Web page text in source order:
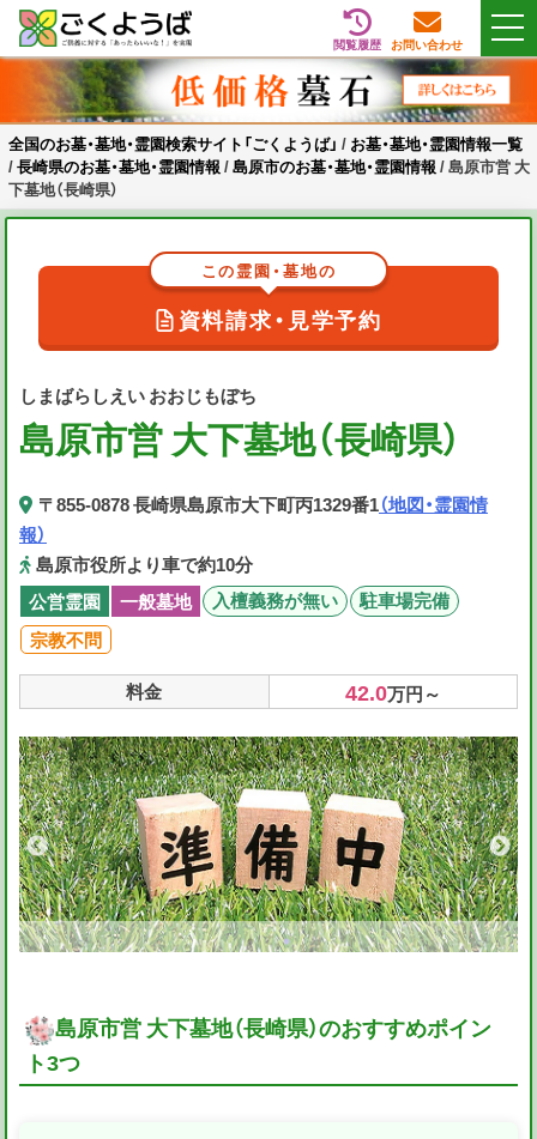
Skip
content
全国のお墓・墓地・霊園検索サイト「ごくようば」
ご供養をもっと身近に
閲覧履歴 お問い合わせ
全国のお墓・墓地・霊園検索サイト「ごくようば」 / お墓・墓地・霊園情報一覧
/長崎県のお墓・墓地・霊園情報 /島原市のお墓・墓地・霊園情報 /島原市営 大
下墓地（長崎県）
しまばらしえい おおじもぼち
島原市営 大下墓地（長崎県）
〒855-0878 長崎県島原市大下町丙1329番1（地図・霊園情
報）
島原市役所より車で約10分
この霊園・墓地の
資料請求・見学予約
公営霊園 一般墓地 入檀義務が無い
駐車場完備
宗教不問
料金
42.0万円～
島原市営 大下墓地（長崎県）のおすすめポイン
ト3つ